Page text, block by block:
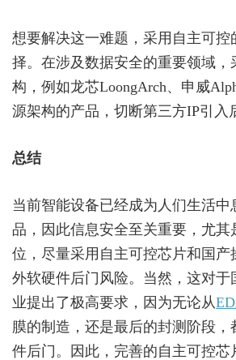
想要解决这一难题，采用自主可控
择。在涉及数据安全的重要领域，
构，例如龙芯LoongArch、申威
源架构的产品，切断第三方IP引入
总结
当前智能设备已经成为人们生活中
品，因此信息安全至关重要，尤其
位，尽量采用自主可控芯片和国产
外软硬件后门风险。当然，这对于
业提出了极高要求，因为无论从
膜的制造，还是最后的封测阶段，
件后门。因此，完善的自主可控芯